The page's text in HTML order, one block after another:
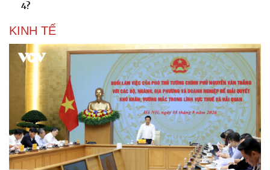
Sân khấu - Điện ảnh
Văn học
Âm nhạc
Di sản
Giải trí
Nghệ sĩ
Thời trang
Sao Việt
4?
KINH TẾ